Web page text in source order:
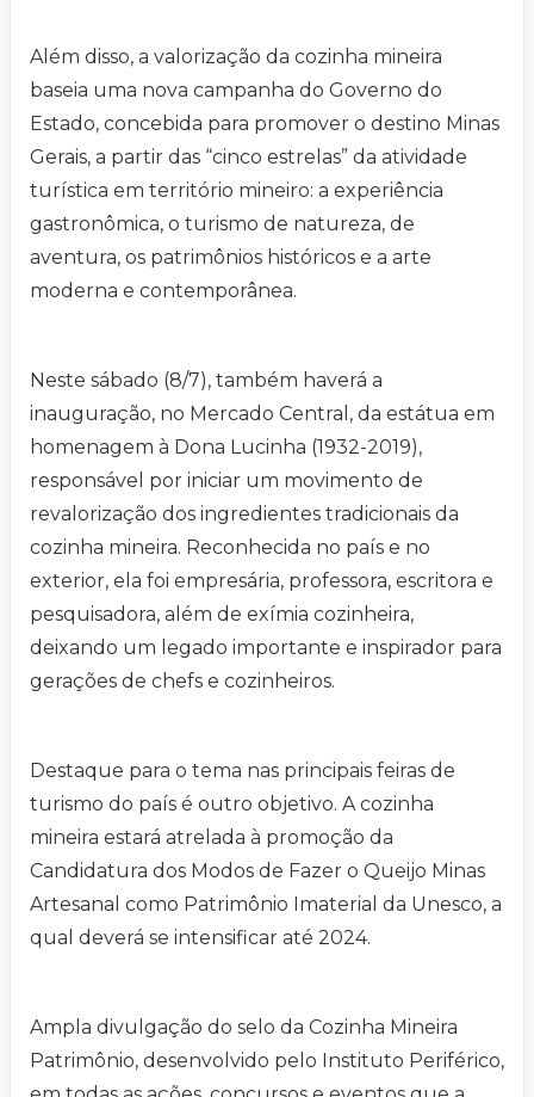
Além disso, a valorização da cozinha mineira
baseia uma nova campanha do Governo do
Estado, concebida para promover o destino Minas
Gerais, a partir das “cinco estrelas” da atividade
turística em território mineiro: a experiência
gastronômica, o turismo de natureza, de
aventura, os patrimônios históricos e a arte
moderna e contemporânea.
Neste sábado (8/7), também haverá a
inauguração, no Mercado Central, da estátua em
homenagem à Dona Lucinha (1932-2019),
responsável por iniciar um movimento de
revalorização dos ingredientes tradicionais da
cozinha mineira. Reconhecida no país e no
exterior, ela foi empresária, professora, escritora e
pesquisadora, além de exímia cozinheira,
deixando um legado importante e inspirador para
gerações de chefs e cozinheiros.
Destaque para o tema nas principais feiras de
turismo do país é outro objetivo. A cozinha
mineira estará atrelada à promoção da
Candidatura dos Modos de Fazer o Queijo Minas
Artesanal como Patrimônio Imaterial da Unesco, a
qual deverá se intensificar até 2024.
Ampla divulgação do selo da Cozinha Mineira
Patrimônio, desenvolvido pelo Instituto Periférico,